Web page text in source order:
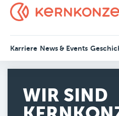
Karriere News & Events
WIR SIND